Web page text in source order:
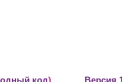
код)
Версия